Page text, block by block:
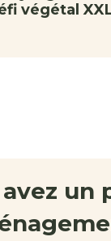
végétal
avez un